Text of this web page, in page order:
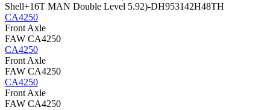
Shell+16T MAN Double Level 5.92)-DH953142H48TH
CA4250
Front Axle
FAW CA4250
CA4250
Front Axle
FAW CA4250
CA4250
Front Axle
FAW CA4250